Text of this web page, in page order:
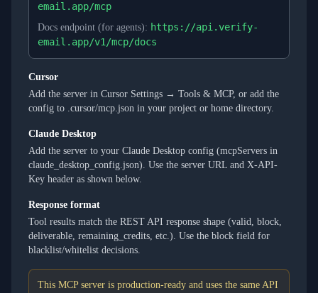
email.app/mcp
Docs endpoint (for agents): https://api.verify-
email.app/v1/mcp/docs
Cursor
Add the server in Cursor Settings → Tools & MCP, or add the
config to .cursor/mcp.json in your project or home directory.
Claude Desktop
Add the server to your Claude Desktop config (mcpServers in
claude_desktop_config.json). Use the server URL and X-API-
Key header as shown below.
Response format
Tool results match the REST API response shape (valid, block,
deliverable, remaining_credits, etc.). Use the block field for
blacklist/whitelist decisions.
This MCP server is production-ready and uses the same API